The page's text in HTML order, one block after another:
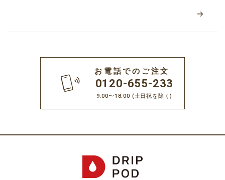
お電話でのご注文
0120-655-233
9:00〜18:00 (土日祝を除く)